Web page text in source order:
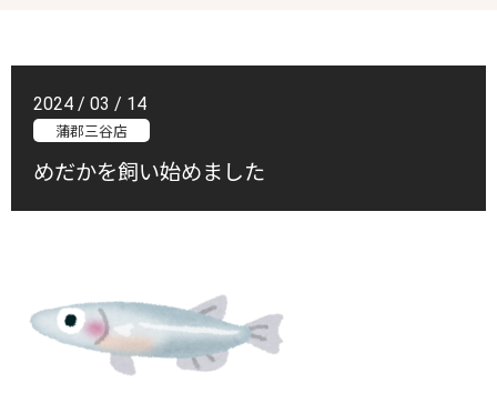
2024 / 03 / 14
蒲郡三谷店
めだかを飼い始めました